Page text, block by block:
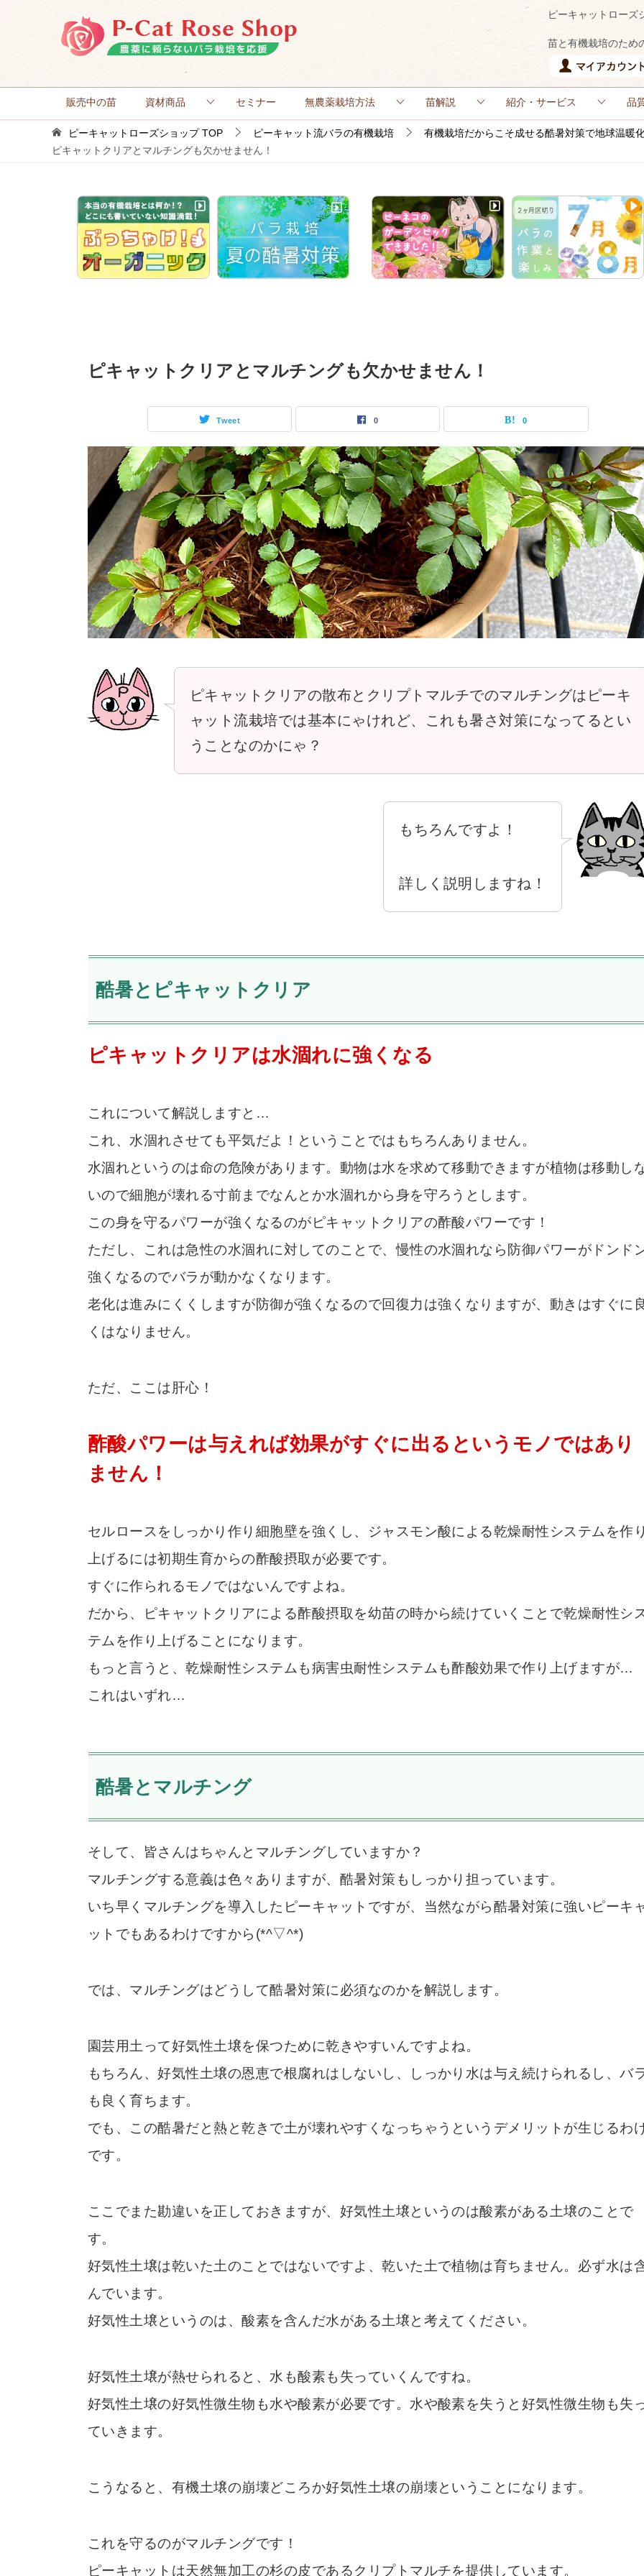
ピーキャットローズ
苗と有機栽培のため
販売中の苗 資材商品 セミナー 無農薬栽培方法 苗解説 紹介・サービス 品
ピーキャットローズショップTOP ピーキャット流バラの有機栽培
有機栽培だからこそ成せる酷暑対策で地球温暖
ピキャットクリアとマルチングも欠かせません！
ピキャットクリアとマルチングも欠かせません！
Tweet 0 0
ピキャットクリアの散布とクリプトマルチでのマルチングはピーキ
ャット流栽培では基本にゃけれど、これも暑さ対策になってるとい
うことなのかにゃ？
もちろんですよ！
詳しく説明しますね！
酷暑とピキャットクリア
ピキャットクリアは水涸れに強くなる
これについて解説しますと…
これ、水涸れさせても平気だよ！ということではもちろんありません。
水涸れというのは命の危険があります。動物は水を求めて移動できますが植物は移動し
いので細胞が壊れる寸前までなんとか水涸れから身を守ろうとします。
この身を守るパワーが強くなるのがピキャットクリアの酢酸パワーです！
ただし、これは急性の水涸れに対してのことで、慢性の水涸れなら防御パワーがドンド
強くなるのでバラが動かなくなります。
老化は進みにくくしますが防御が強くなるので回復力は強くなりますが、動きはすぐに
くはなりません。
ただ、ここは肝心！
酢酸パワーは与えれば効果がすぐに出るというモノではあり
ません！
セルロースをしっかり作り細胞壁を強くし、ジャスモン酸による乾燥耐性システムを作
上げるには初期生育からの酢酸摂取が必要です。
すぐに作られるモノではないんですよね。
だから、ピキャットクリアによる酢酸摂取を幼苗の時から続けていくことで乾燥耐性シ
テムを作り上げることになります。
もっと言うと、乾燥耐性システムも病害虫耐性システムも酢酸効果で作り上げますが…
これはいずれ…
酷暑とマルチング
そして、皆さんはちゃんとマルチングしていますか？
マルチングする意義は色々ありますが、酷暑対策もしっかり担っています。
いち早くマルチングを導入したピーキャットですが、当然ながら酷暑対策に強いピーキ
ットでもあるわけですから(*^▽^*)
では、マルチングはどうして酷暑対策に必須なのかを解説します。
園芸用土って好気性土壌を保つために乾きやすいんですよね。
もちろん、好気性土壌の恩恵で根腐れはしないし、しっかり水は与え続けられるし、バ
も良く育ちます。
でも、この酷暑だと熱と乾きで土が壊れやすくなっちゃうというデメリットが生じるわ
です。
ここでまた勘違いを正しておきますが、好気性土壌というのは酸素がある土壌のことで
す。
好気性土壌は乾いた土のことではないですよ、乾いた土で植物は育ちません。必ず水は
んでいます。
好気性土壌というのは、酸素を含んだ水がある土壌と考えてください。
好気性土壌が熱せられると、水も酸素も失っていくんですね。
好気性土壌の好気性微生物も水や酸素が必要です。水や酸素を失うと好気性微生物も失
ていきます。
こうなると、有機土壌の崩壊どころか好気性土壌の崩壊ということになります。
これを守るのがマルチングです！
ピーキャットは天然無加工の杉の皮であるクリプトマルチを提供しています。